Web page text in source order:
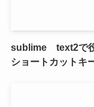
sublime text2で
ショートカットキ